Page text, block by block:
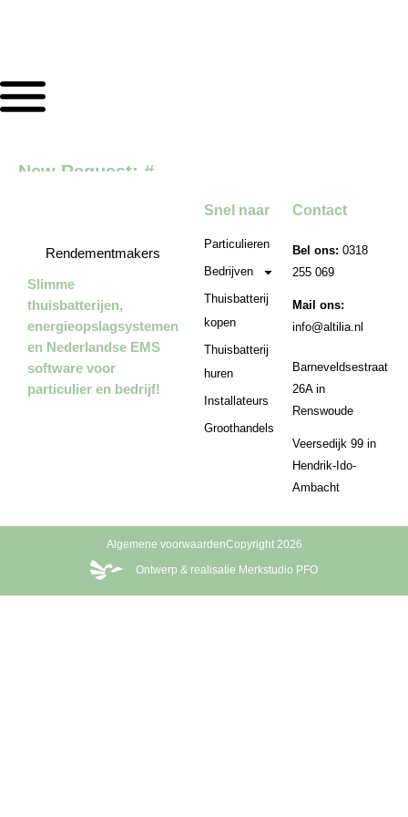
New Request: #
Rendementmakers
Slimme
thuisbatterijen,
energieopslagsystemen
en Nederlandse EMS
software voor
particulier en bedrijf!
Snel naar
Particulieren
Bedrijven
Thuisbatterij
kopen
Thuisbatterij
huren
Installateurs
Groothandels
Contact
Bel ons: 0318
255 069
Mail ons:
info@altilia.nl
Barneveldsestraat
26A in
Renswoude
Veersedijk 99 in
Hendrik-Ido-
Ambacht
Algemene voorwaardenCopyright 2026
Ontwerp & realisatie Merkstudio PFO